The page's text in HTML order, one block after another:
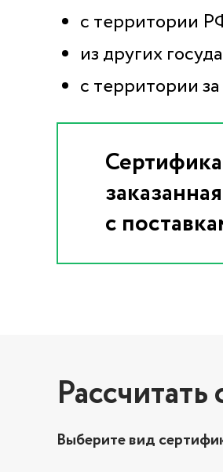
с территории
из других
с территории
с
Выберите вид